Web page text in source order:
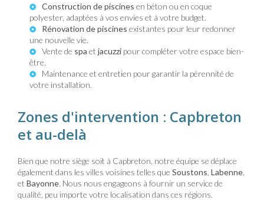
Construction de piscines en béton ou en coque
polyester, adaptées à vos envies et à votre budget.
Rénovation de piscines existantes pour leur redonner
une nouvelle vie.
Vente de spa et jacuzzi pour compléter votre espace bien-
être.
Maintenance et entretien pour garantir la pérennité de
votre installation.
Zones d'intervention : Capbreton
et au-delà
Bien que notre siège soit à Capbreton, notre équipe se déplace
également dans les villes voisines telles que Soustons Labenne
et Bayonne. Nous nous engageons à fournir un service de
qualité, peu importe votre localisation dans ces régions.